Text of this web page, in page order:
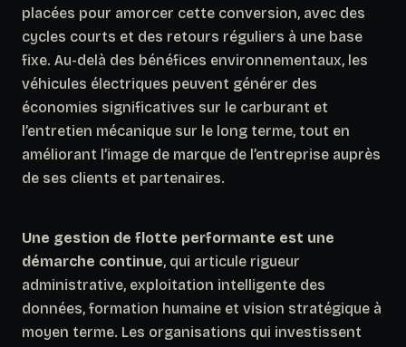
placées pour amorcer cette conversion, avec des
cycles courts et des retours réguliers à une base
fixe. Au-delà des bénéfices environnementaux, les
véhicules électriques peuvent générer des
économies significatives sur le carburant et
l’entretien mécanique sur le long terme, tout en
améliorant l’image de marque de l’entreprise auprès
de ses clients et partenaires.
Une gestion de flotte performante est une
démarche continue, qui articule rigueur
administrative, exploitation intelligente des
données, formation humaine et vision stratégique à
moyen terme. Les organisations qui investissent